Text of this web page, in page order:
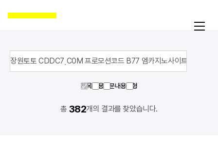
제목내용영문내용유형
활동
총 382개의 결과를 찾았습니다.